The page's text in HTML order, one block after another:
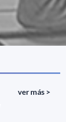
ver más >